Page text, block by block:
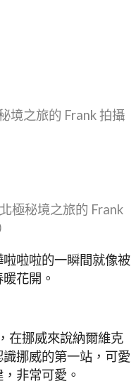
境之旅的 Frank 拍攝
極秘境之旅的 Frank
啦啦的一瞬間就像被
花開。
在挪威來說納爾維克
挪威的第一站，可愛
非常可愛。